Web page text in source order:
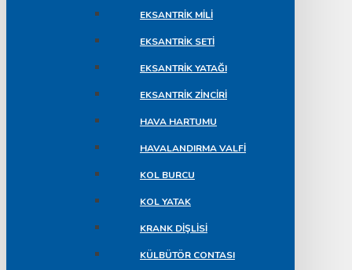
EKSANTRIK MILI
EKSANTRIK SETI
EKSANTRIK YATAĞI
EKSANTRIK ZINCIRI
HAVA HARTUMU
HAVALANDIRMA VALFI
KOL BURCU
KOL YATAK
KRANK DIŞLISI
KÜLBÜTÖR CONTASI